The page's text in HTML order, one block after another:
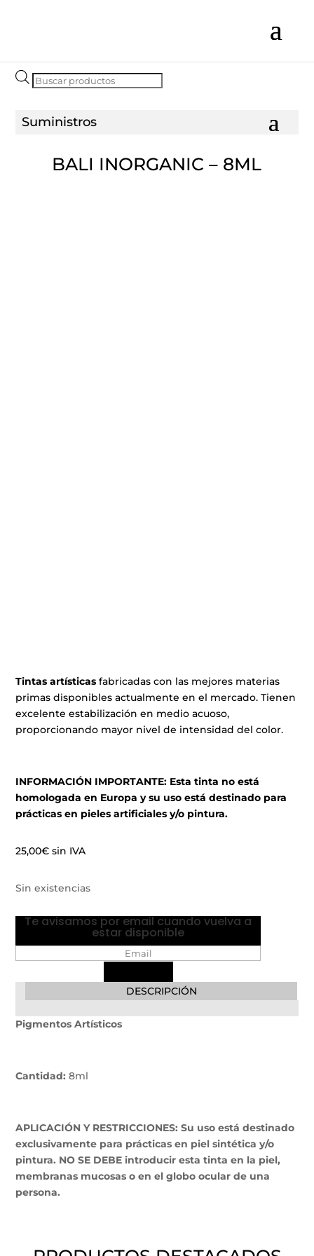
Búsqueda
BALI INORGANIC – 8ML
Tintas artísticas fabricadas con las mejores materias
primas disponibles actualmente en el mercado. Tienen
excelente estabilización en medio acuoso,
proporcionando mayor nivel de intensidad del color.
INFORMACIÓN IMPORTANTE: Esta tinta no está
homologada en Europa y su uso está destinado para
prácticas en pieles artificiales y/o pintura.
25,00€ sin IVA
Sin existencias
Te avisamos por email cuando vuelva a
estar disponible
DESCRIPCIÓN
Pigmentos Artísticos
Cantidad: 8ml
APLICACIÓN Y RESTRICCIONES: Su uso está destinado
exclusivamente para prácticas en piel sintética y/o
pintura. NO SE DEBE introducir esta tinta en la piel,
membranas mucosas o en el globo ocular de una
persona.